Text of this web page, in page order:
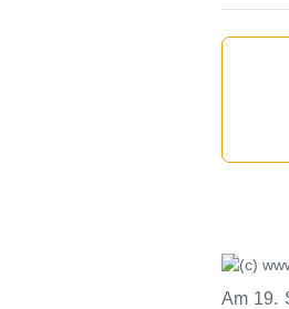
Am 19.